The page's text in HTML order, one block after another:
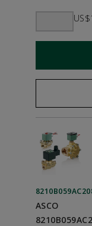
ASCO